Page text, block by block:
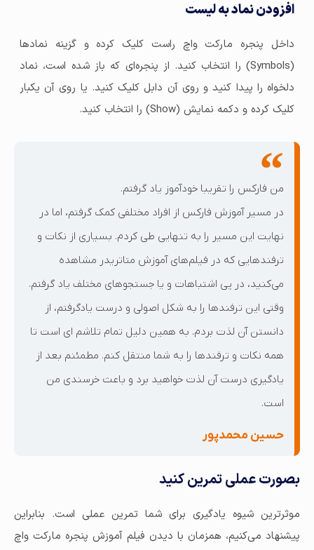
افزودن نماد به لیست
داخل پنجره مارکت واچ راست کلیک کرده و گزینه نمادها
(Symbols) را انتخاب کنید. از پنجره‌ای که باز شده است، نماد
دلخواه را پیدا کنید و روی آن دابل کلیک کنید. یا روی آن یکبار
کلیک کرده و دکمه نمایش (Show) را انتخاب کنید.
من فارکس را تقریبا خودآموز یاد گرفتم.
در مسیر آموزش فارکس از افراد مختلفی کمک گرفتم، اما در
نهایت این مسیر را به تنهایی طی کردم. بسیاری از نکات و
ترفندهایی که در فیلم‌های آموزش متاتریدر مشاهده
می‌کنید، در پی اشتباهات و یا جستجوهای مختلف یاد گرفتم.
وقتی این ترفندها را به شکل اصولی و درست یادگرفتم، از
دانستن آن لذت بردم. به همین دلیل تمام تلاشم ای است تا
همه نکات و ترفندها را به شما منتقل کنم. مطمئنم بعد از
یادگیری درست آن لذت خواهید برد و باعث خرسندی من
است.
حسین محمدپور
بصورت عملی تمرین کنید
موثرترین شیوه یادگیری برای شما تمرین عملی است. بنابراین
پیشنهاد می‌کنیم، همزمان با دیدن فیلم آموزش پنجره مارکت واچ